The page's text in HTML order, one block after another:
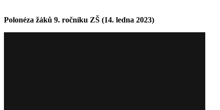
Polonéza žáků 9. ročníku ZŠ (14. ledna 2023)